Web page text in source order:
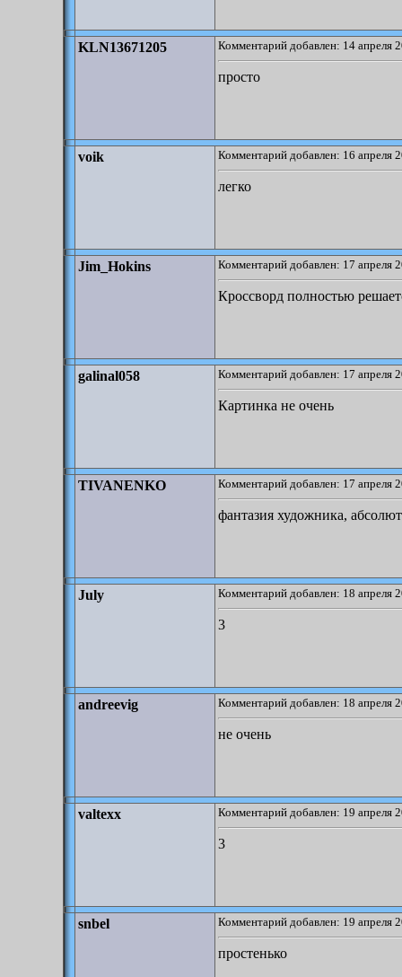
KLN13671205 Комментарий добавлен: 14 апреля
просто
voik Комментарий добавлен: 16 апреля
легко
Jim_Hokins Комментарий добавлен: 17 апреля
Кроссворд полностью
galinal058 Комментарий добавлен: 17 апреля
Картинка не очень
TIVANENKO Комментарий добавлен: 17 апреля
фантазия художника,
July Комментарий добавлен: 18 апреля
3
andreevig Комментарий добавлен: 18 апреля
не очень
valtexx Комментарий добавлен: 19 апреля
3
snbel Комментарий добавлен: 19 апреля
простенько